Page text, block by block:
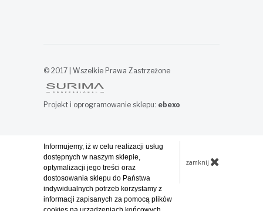
© 2017 | Wszelkie Prawa Zastrzeżone
Projekt i oprogramowanie sklepu: ebexo
Informujemy, iż w celu realizacji usług
dostępnych w naszym sklepie,
optymalizacji jego treści oraz
dostosowania sklepu do Państwa
indywidualnych potrzeb korzystamy z
informacji zapisanych za pomocą plików
zamknij